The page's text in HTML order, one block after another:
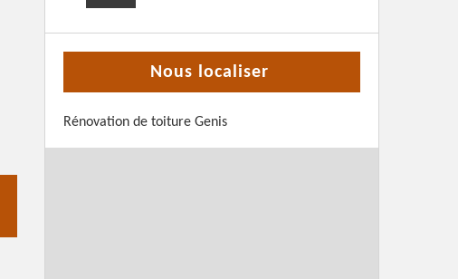
Nous localiser
Rénovation de toiture Genis